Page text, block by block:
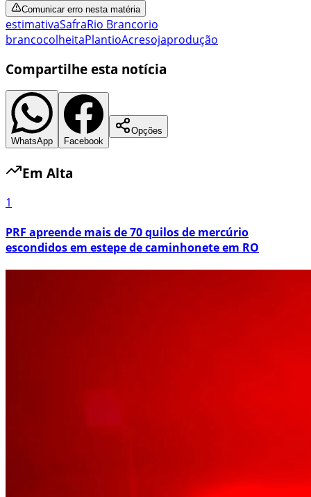
Comunicar erro nesta matéria
estimativaSafraRio Brancorio
brancocolheitaPlantioAcresojaprodução
Compartilhe esta notícia
WhatsApp Facebook
Opções
Em Alta
1
PRF apreende mais de 70 quilos de mercúrio
escondidos em estepe de caminhonete em RO